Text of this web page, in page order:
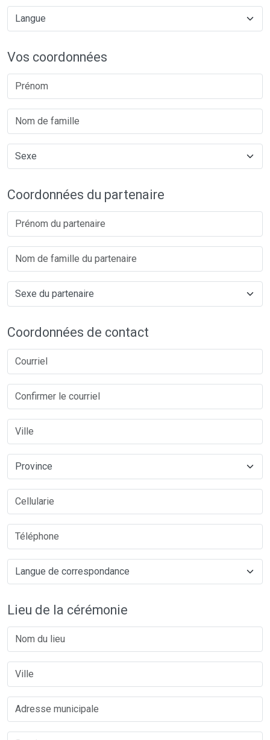
Vos coordonnées
Coordonnées du partenaire
Coordonnées de contact
Lieu de la cérémonie